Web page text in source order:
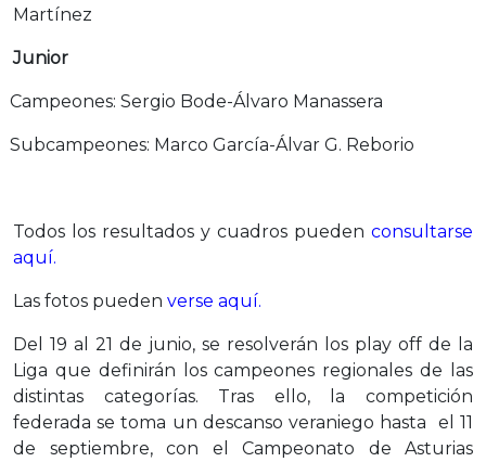
Martínez
Junior
Campeones: Sergio Bode-Álvaro Manassera
Subcampeones: Marco García-Álvar G. Reborio
Todos los resultados y cuadros pueden consultarse
aquí.
Las fotos pueden verse aquí.
Del 19 al 21 de junio, se resolverán los play off de la
Liga que definirán los campeones regionales de las
distintas categorías. Tras ello, la competición
federada se toma un descanso veraniego hasta
el 11
de septiembre, con el Campeonato de Asturias